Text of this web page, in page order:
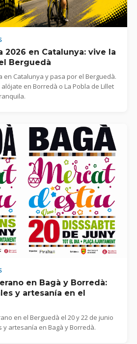
2026 en Catalunya: vive la
Berguedà
en Catalunya y pasa por el Berguedà.
en Borredà o La Pobla de Lillet
en Bagà y Borredà:
y artesanía en el
en el Berguedà el 20 y 22 de junio
y artesanía en Bagà y Borredà.